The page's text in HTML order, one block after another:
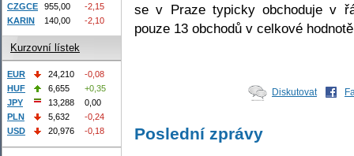
se v Praze typicky obchoduje v
pouze 13 obchodů v celkové
Diskutovat
Poslední zprávy
CZGCE
955,00
-2,15
KARIN
140,00 -2,10
Kurzovní lístek
EUR 24,210
-0,08
HUF
6,655
+0,35
JPY
13,288
0,00
PLN
5,632
-0,24
USD
20,976 -0,18